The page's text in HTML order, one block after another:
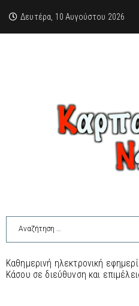
Δευτέρα, 10 Αυγούστου 2026
Καθημερινή ηλεκτρονική
Κάσου σε διεύθυνση και